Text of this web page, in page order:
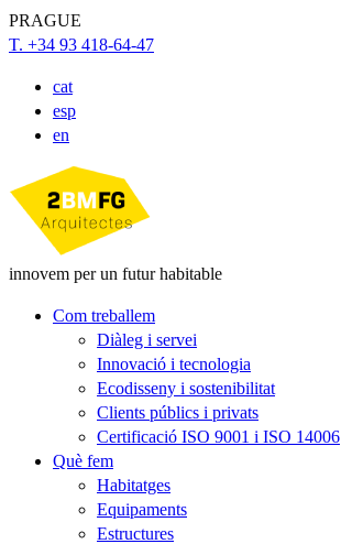
PRAGUE
T. +34 93 418-64-47
cat
esp
en
innovem per un futur habitable
Com treballem
Diàleg i servei
Innovació i tecnologia
Ecodisseny i sostenibilitat
Clients públics i privats
Certificació ISO 9001 i ISO 14006
Què fem
Habitatges
Equipaments
Estructures